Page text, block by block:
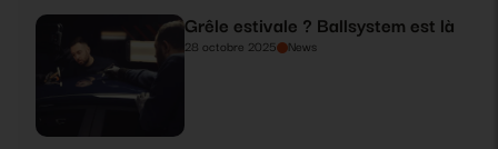
Grêle estivale ? Ballsystem est là
28 octobre 2025 News